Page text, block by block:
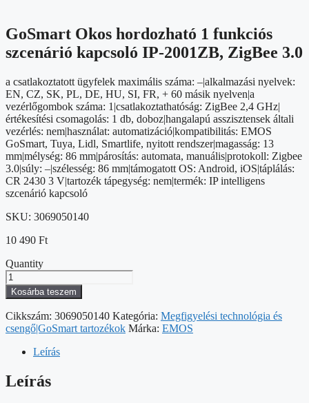
GoSmart Okos hordozható 1 funkciós
szcenárió kapcsoló IP-2001ZB, ZigBee 3.0
a csatlakoztatott ügyfelek maximális száma: –|alkalmazási nyelvek:
EN, CZ, SK, PL, DE, HU, SI, FR, + 60 másik nyelven|a
vezérlőgombok száma: 1|csatlakoztathatóság: ZigBee 2,4 GHz|
értékesítési csomagolás: 1 db, doboz|hangalapú asszisztensek általi
vezérlés: nem|használat: automatizáció|kompatibilitás: EMOS
GoSmart, Tuya, Lidl, Smartlife, nyitott rendszer|magasság: 13
mm|mélység: 86 mm|párosítás: automata, manuális|protokoll: Zigbee
3.0|súly: –|szélesség: 86 mm|támogatott OS: Android, iOS|táplálás:
CR 2430 3 V|tartozék tápegység: nem|termék: IP intelligens
szcenárió kapcsoló
SKU: 3069050140
10 490 Ft
Quantity
GoSmart
Okos
hordozható
1
funkciós
szcenárió
kapcsoló
2001ZB,
ZigBee
Kosárba teszem
Cikkszám: 3069050140 Kategória: Megfigyelési technológia és
csengő|GoSmart tartozékok Márka: EMOS
Leírás
Leírás